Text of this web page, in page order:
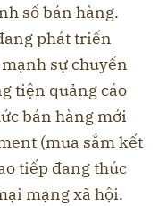
số bán hàng.
phát triển
sự chuyển
tiện quảng cáo
bán hàng mới
(mua sắm kết
tiếp đang thúc
mạng xã hội.